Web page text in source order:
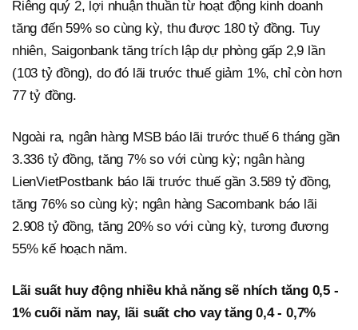
Riêng quý 2, lợi nhuận thuần từ hoạt động kinh doanh
tăng đến 59% so cùng kỳ, thu được 180 tỷ đồng. Tuy
nhiên, Saigonbank tăng trích lập dự phòng gấp 2,9 lần
(103 tỷ đồng), do đó lãi trước thuế giảm 1%, chỉ còn hơn
77 tỷ đồng.
Ngoài ra, ngân hàng MSB báo lãi trước thuế 6 tháng gần
3.336 tỷ đồng, tăng 7% so với cùng kỳ; ngân hàng
LienVietPostbank báo lãi trước thuế gần 3.589 tỷ đồng,
tăng 76% so cùng kỳ; ngân hàng Sacombank báo lãi
2.908 tỷ đồng, tăng 20% so với cùng kỳ, tương đương
55% kế hoạch năm.
Lãi suất huy động nhiều khả năng sẽ nhích tăng 0,5 -
1% cuối năm nay, lãi suất cho vay tăng 0,4 - 0,7%